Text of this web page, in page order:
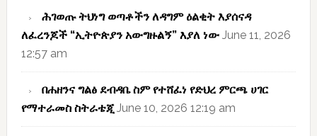
ሕገወጡ ትህነግ ወጣቶችን ለዳግም ዕልቂት እያሰናዳ
ለፈረንጆች “ኢትዮጵያን አውግዙልኝ” እያለ ነው June 11, 2026
12:57 am
በሐዘንና ግልፅ ደብዳቤ ስም የተሸፈነ የድህረ ምርጫ ሀገር
የማተራመስ ስትራቴጂ June 10, 2026 12:19 am